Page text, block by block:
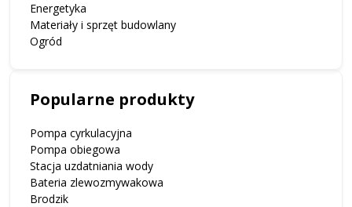
Energetyka
Materiały i sprzęt budowlany
Ogród
Popularne produkty
Pompa cyrkulacyjna
Pompa obiegowa
Stacja uzdatniania wody
Bateria zlewozmywakowa
Brodzik